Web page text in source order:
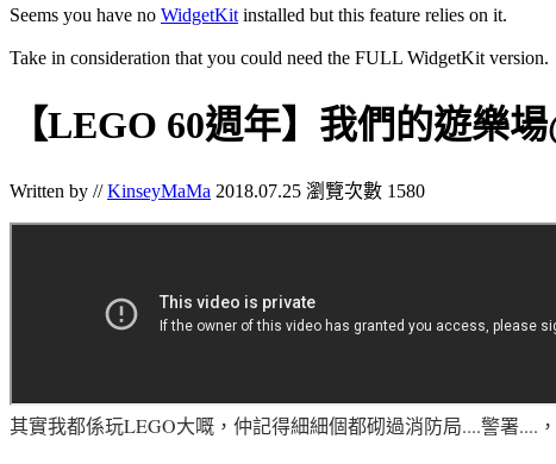
Seems you have no WidgetKit installed but this feature relies on it.
Take in consideration that you could need the FULL WidgetKit version.
【LEGO 60週年】我們的遊樂
Written by //KinseyMaMa 2018.07.25 瀏覽次數 1580
其實我都係玩LEGO大嘅 ，仲記得細細個都砌過消防局....警署....